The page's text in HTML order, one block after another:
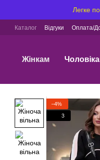
Перейти до основногоЛегке
Каталог Відгуки Оплата/
Жінкам
−4%
3